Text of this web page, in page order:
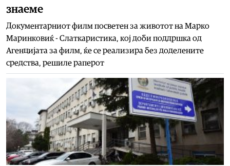
знаеме
Документарниот филм посветен за животот на Марко
Маринковиќ - Слаткаристика, кој доби поддршка од
Агенцијата за филм, ќе се реализира без доделените
средства, решиле раперот